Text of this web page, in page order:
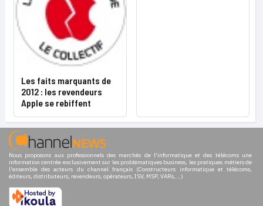
Les faits marquants de
2012 : les revendeurs
Apple se rebiffent
Nous proposons aux professionnels des marchés de l'informatique et des télécoms une
information centrée exclusivement sur les problématiques business, les pratiques métiers de
l'ensemble des acteurs du channel français (Constructeurs informatique et télécoms,
éditeurs, distributeurs, revendeurs, opérateurs, ISV, MSP, VARs,...)